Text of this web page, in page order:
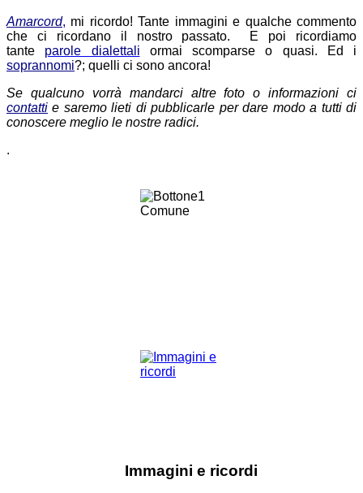
Amarcord, mi ricordo! Tante immagini e qualche commento
che ci ricordano il nostro passato. E poi ricordiamo
tante parole dialettali ormai scomparse o quasi. Ed i
soprannomi?; quelli ci sono ancora!
Se qualcuno vorrà mandarci altre foto o informazioni ci
contatti e saremo lieti di pubblicarle per dare modo a tutti di
conoscere meglio le nostre radici.
.
Immagini e ricordi